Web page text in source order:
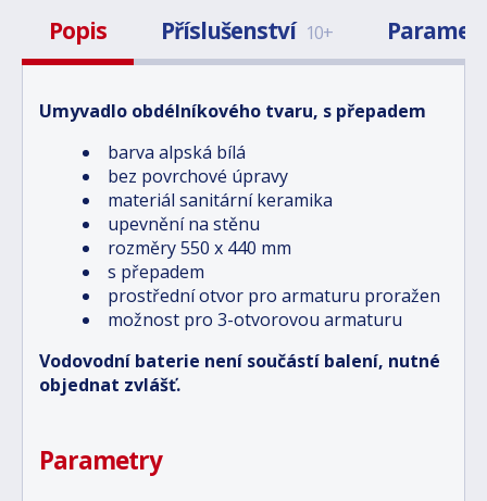
Popis Příslušenství 10+
Umyvadlo obdélníkového tvaru, s přepadem
barva alpská bílá
bez povrchové úpravy
materiál sanitární keramika
upevnění na stěnu
rozměry 550 x 440 mm
s přepadem
prostřední otvor pro armaturu proražen
možnost pro 3-otvorovou armaturu
Vodovodní baterie není součástí balení, nutné
objednat zvlášť.
Parametry